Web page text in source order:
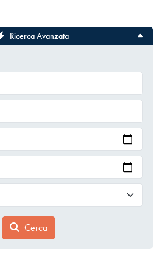
Ricerca Avanzata
Cerca